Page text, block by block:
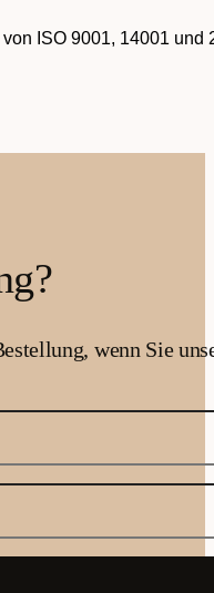
ISO 9001, 14001
wenn Sie